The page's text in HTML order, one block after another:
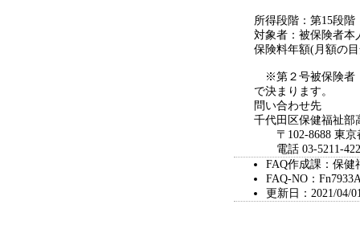
所得段階：第15段階
対象者：被保険者本
保険料年額(月額の
※第２号被保険者
で決まります。
問い合わせ先
千代田区保健福祉部
〒102-8688 東京
電話 03-5211-
FAQ作成課：保健
FAQ-NO：
更新日：2021/04/